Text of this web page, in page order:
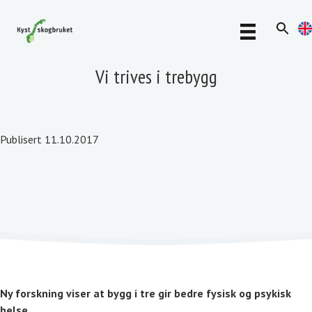
Vi trives i trebygg
Publisert 11.10.2017
Ny forskning viser at bygg i tre gir bedre fysisk og psykisk